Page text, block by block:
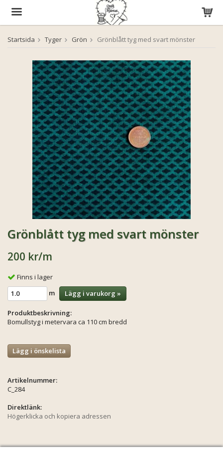
Produkten har blivit tillagd i varukorgen
Startsida Tyger Grön Grönblått tyg med svart mönster
Grönblått tyg med svart mönster
200 kr/m
Finns i lager
m
Lägg i varukorg »
Produktbeskrivning:
Bomullstyg i metervara ca 110 cm bredd
Lägg i önskelista
Artikelnummer:
C_284
Direktlänk:
Högerklicka och kopiera adressen